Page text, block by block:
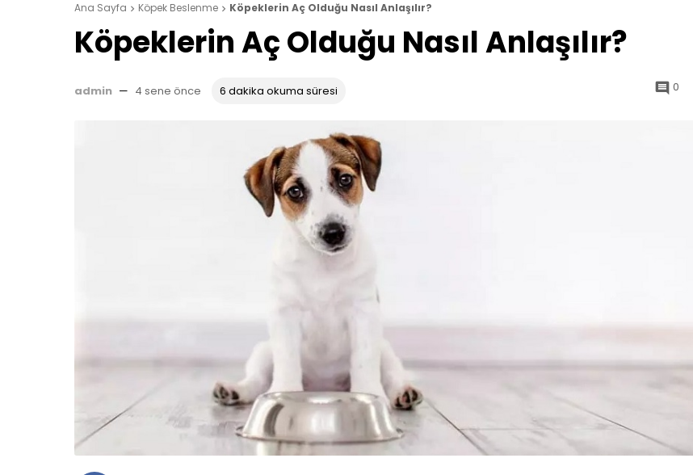
Ana Sayfa  Köpek Beslenme  Köpeklerin Aç Olduğu Nasıl Anlaşılır?
Köpeklerin Aç Olduğu Nasıl Anlaşılır?
admin — 4 sene önce 6 dakika okuma süresi  0